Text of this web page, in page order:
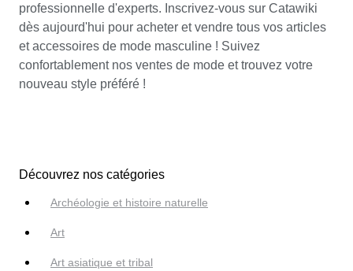
professionnelle d'experts. Inscrivez-vous sur Catawiki
dès aujourd'hui pour acheter et vendre tous vos articles
et accessoires de mode masculine ! Suivez
confortablement nos ventes de mode et trouvez votre
nouveau style préféré !
Découvrez nos catégories
Archéologie et histoire naturelle
Art
Art asiatique et tribal